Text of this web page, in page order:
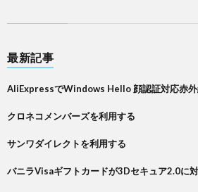
最新記事
AliExpressでWindows Hello 顔認証対応赤外
クロネコメンバーズを利用する
サンワダイレクトを利用する
バニラVisaギフトカードが3Dセキュア2.0に